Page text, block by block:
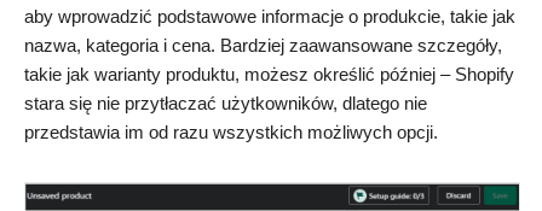
aby wprowadzić podstawowe informacje o produkcie, takie jak
nazwa, kategoria i cena. Bardziej zaawansowane szczegóły,
takie jak warianty produktu, możesz określić później – Shopify
stara się nie przytłaczać użytkowników, dlatego nie
przedstawia im od razu wszystkich możliwych opcji.